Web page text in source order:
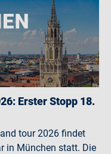
Erster Stopp 18.
tour 2026 findet
in München statt. Die